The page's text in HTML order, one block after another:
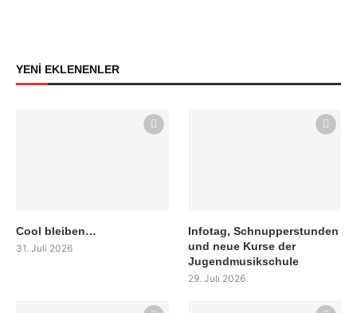
YENİ EKLENENLER
Cool bleiben…
31. Juli 2026
Infotag, Schnupperstunden
und neue Kurse der
Jugendmusikschule
29. Juli 2026